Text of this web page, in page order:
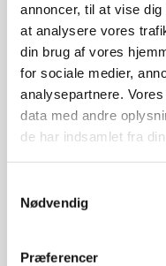
annoncer, til at vise
at analysere vores
din brug af vores
for sociale medier,
analysepartnere.
data med andre
de har indsamlet fra
Nødvendig
Præferencer
Skærevejledning
Tilberedning
Næringsstofindhold